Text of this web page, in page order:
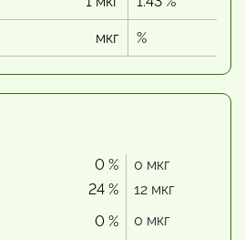
мкг %
0 %
0 мкг
24 %
12 мкг
0 %
0 мкг